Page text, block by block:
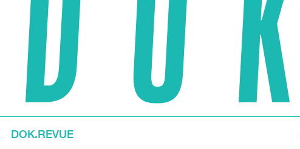
DOK.REVUE